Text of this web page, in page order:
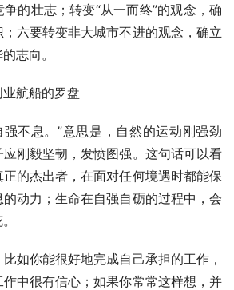
的壮志；转变“从一而终”的观念，确
六要转变非大城市不进的观念，确立
志向。
航船的罗盘
不息。”意思是，自然的运动刚强劲
刚毅坚韧，发愤图强。这句话可以看
的杰出者，在面对任何境遇时都能保
动力；生命在自强自砺的过程中，会
如你能很好地完成自己承担的工作，
中很有信心；如果你常常这样想，并